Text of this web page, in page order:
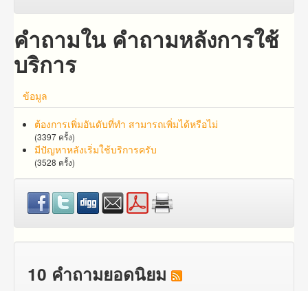
คำถามใน คำถามหลังการใช้
บริการ
ข้อมูล
ต้องการเพิ่มอันดับที่ทำ สามารถเพิ่มได้หรือไม่
(3397 ครั้ง)
มีปัญหาหลังเริ่มใช้บริการครับ
(3528 ครั้ง)
10 คำถามยอดนิยม